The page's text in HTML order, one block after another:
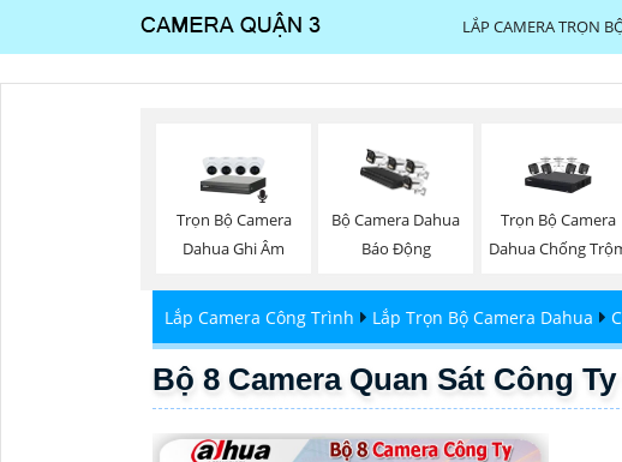
LẮP CAMERA TRỌN
Trọn Bộ Camera
Dahua Ghi Âm
Bộ Camera Dahua
Báo Động
Trọn Bộ Camera
Dahua Chống
Lắp Camera Công Trình Lắp Trọn Bộ Camera Dahua
Bộ 8 Camera Quan Sát Công